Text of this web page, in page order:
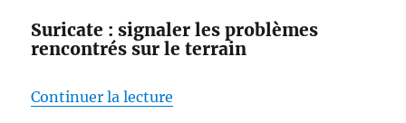
Suricate : signaler les problèmes
rencontrés sur le terrain
Continuer la lecture